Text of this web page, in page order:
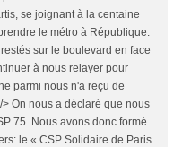
joignant à la centaine
le métro à République.
sur le boulevard en face
à nous relayer pour
parmi nous n'a reçu de
On nous a déclaré que nous
75. Nous avons donc formé
le « CSP Solidaire de Paris